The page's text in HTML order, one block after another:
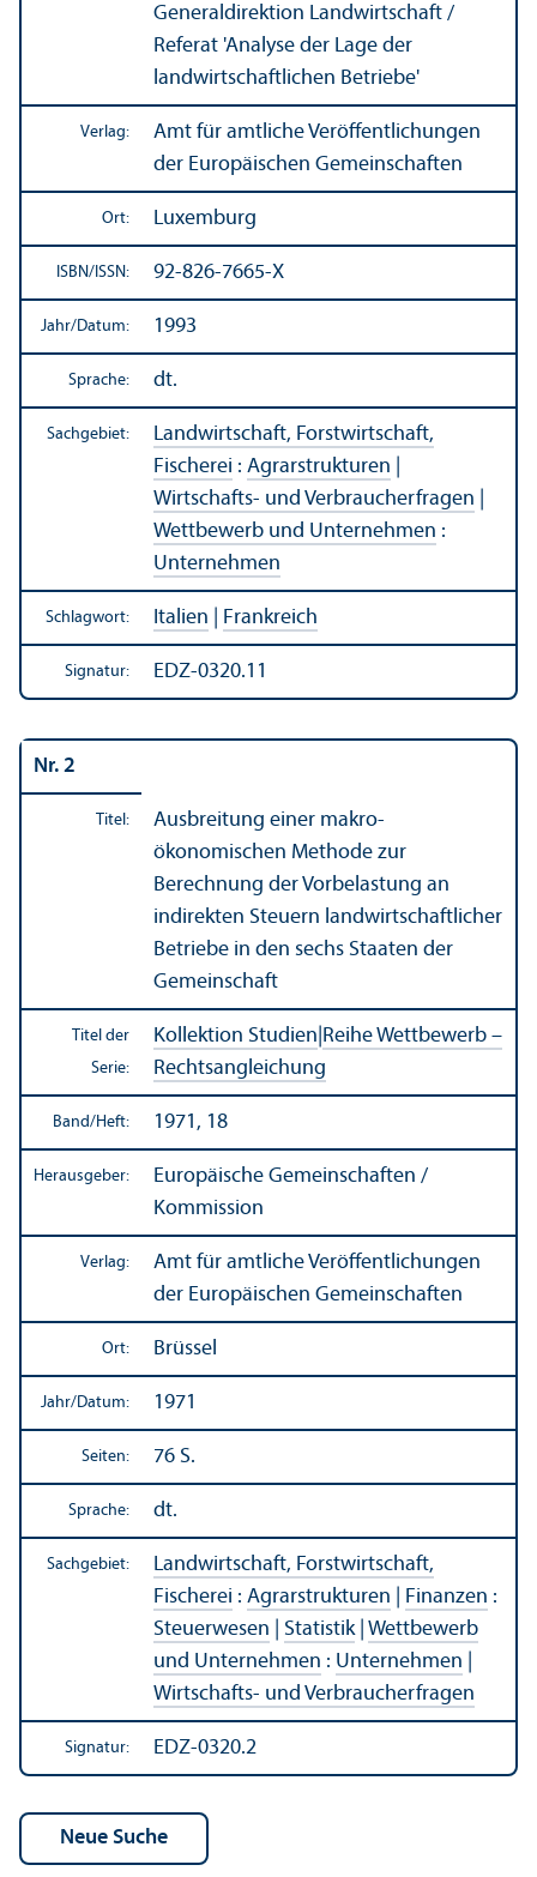
Generaldirektion Landwirtschaft /
Referat 'Analyse der Lage der
landwirtschaft­lichen Betriebe'
Verlag:
Amt für amtliche Veröffentlichungen
der Europäischen Gemeinschaften
Ort: Luxemburg
ISBN/ ISSN: 92-826-7665-X
Jahr/Datum: 1993
Sprache: dt.
Sachgebiet:
Landwirtschaft, Forstwirtschaft,
Fischerei : Agrarstrukturen
Wirtschafts- und Verbraucherfragen
Wettbewerb und Unter­nehmen :
Unter­nehmen
Schlagwort: Italien Frankreich
Signatur: EDZ-0320.11
Nr. 2
Titel:
Ausbreitung einer makro-
ökonomischen Methode zur
Berechnung der Vorbelastung an
indirekten Steuern landwirtschaft­licher
Betriebe in den sechs Staaten der
Gemeinschaft
Titel der
Serie:
Kollektion Studien Reihe Wettbewerb –
Rechts­angleich­ung
Band/Heft: 1971, 18
Herausgeber:
Europäische Gemeinschaften /
Kommission
Verlag:
Amt für amtliche Veröffentlichungen
der Europäischen Gemeinschaften
Ort: Brüssel
Jahr/Datum: 1971
Seiten: 76 S.
Sprache: dt.
Sachgebiet:
Landwirtschaft, Forstwirtschaft,
Fischerei : Agrarstrukturen Finanzen :
Steuerwesen
Statistik| Wettbewerb
und Unter­nehmen : Unter­nehmen
Wirtschafts- und Verbraucherfragen
Signatur: EDZ-0320.2